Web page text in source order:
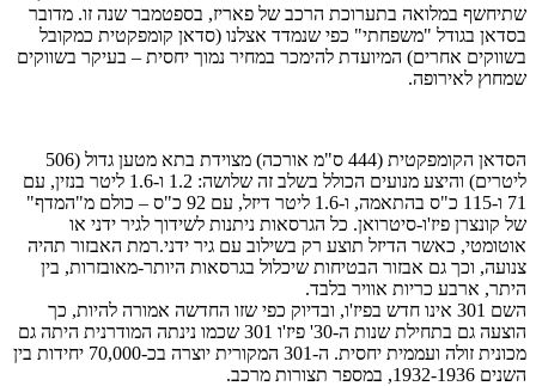
שתיחשף במלואה בתערוכת הרכב של פאריז, בספטמבר שנה זו. מדובר
בסדאן בגודל "משפחתי" כפי שנמדד אצלנו (סדאן קומפקטית כמקובל
בשווקים אחרים) המיועדת להימכר במחיר נמוך יחסית – בעיקר בשווקים
שמחוץ לאירופה.
הסדאן הקומפקטית (444 ס"מ אורכה) מצוידת בתא מטען גדול (506
ליטרים) והיצע מנועים הכולל בשלב זה שלושה: 1.2 ו-1.6 ליטר בנזין, עם
71 ו-115 כ"ס בהתאמה, ו-1.6 ליטר דיזל, עם 92 כ"ס – כולם מ"המדף"
של קונצרן פיז'ו-סיטרואן. כל הגרסאות ניתנות לשידוך לגיר ידני או
אוטומטי, כאשר הדיזל תוצע רק בשילוב עם גיר ידני.רמת האבזור תהיה
צנועה, וכך גם אבזור הבטיחות שיכלול בגרסאות היותר-מאובזרות, בין
היתר, ארבע כריות אוויר בלבד.
השם 301 אינו חדש בפיז'ו, ובדיוק כפי שזו החדשה אמורה להיות, כך
הוצעה גם בתחילת שנות ה-30' פיז'ו 301 שכמו נינתה המודרנית היתה גם
מכונית זולה ועממית יחסית. ה-301 המקורית יוצרה בכ-70,000 יחידות בין
השנים 1932-1936, במספר תצורות מרכב.